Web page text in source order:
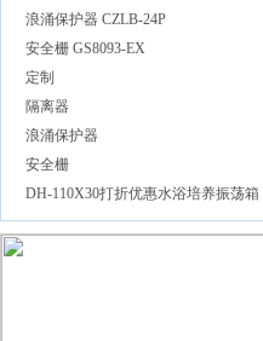
浪涌保护器 CZLB-24P
安全栅 GS8093-EX
定制
隔离器
浪涌保护器
安全栅